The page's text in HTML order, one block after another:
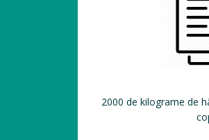
2000 de kilograme de